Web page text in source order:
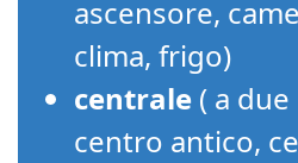
ascensore,
clima, frigo)
centrale ( a
centro antico,